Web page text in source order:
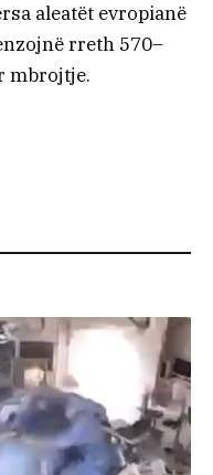
aleatët evropianë
rreth 570–
mbrojtje.